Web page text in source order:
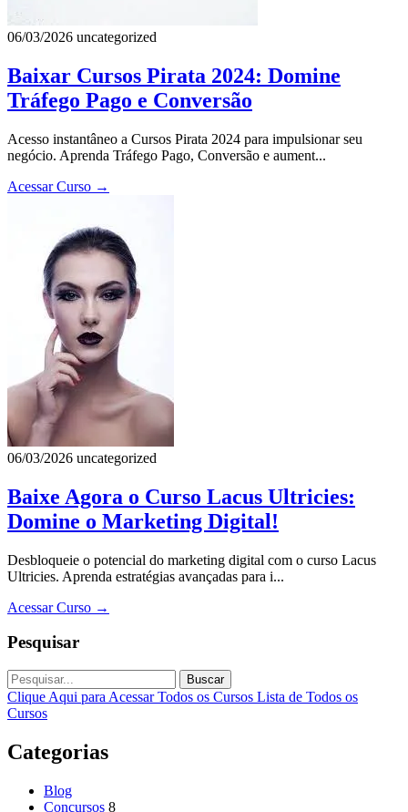
06/03/2026 uncategorized
Baixar Cursos Pirata 2024: Domine
Tráfego Pago e Conversão
Acesso instantâneo a Cursos Pirata 2024 para impulsionar seu
negócio. Aprenda Tráfego Pago, Conversão e aument...
Acessar Curso →
06/03/2026 uncategorized
Baixe Agora o Curso Lacus Ultricies:
Domine o Marketing Digital!
Desbloqueie o potencial do marketing digital com o curso Lacus
Ultricies. Aprenda estratégias avançadas para i...
Acessar Curso →
Pesquisar
Buscar
Clique Aqui para Acessar Todos os Cursos Lista de Todos os
Cursos
Categorias
Blog
Concursos 8